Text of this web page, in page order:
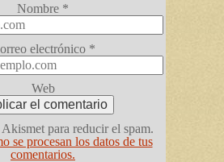
Nombre *
electrónico *
Web
para reducir el spam.
se procesan los datos de tus
comentarios.